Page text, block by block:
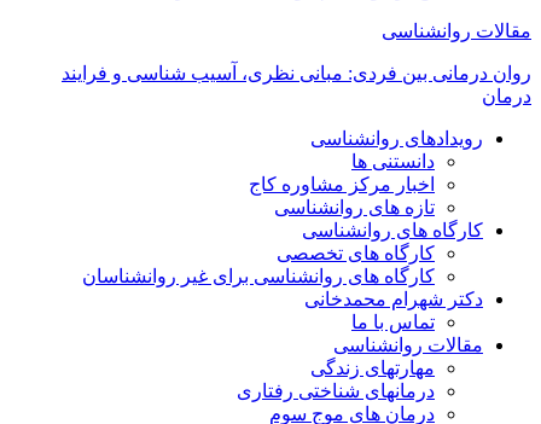
مقالات روانشناسی
روان درمانی بین فردی: مبانی نظری، آسیب شناسی و فرایند
درمان
رویدادهای روانشناسی
دانستنی ها
اخبار مرکز مشاوره کاج
تازه های روانشناسی
کارگاه های روانشناسی
کارگاه های تخصصی
کارگاه های روانشناسی برای غیر روانشناسان
دکتر شهرام محمدخانی
تماس با ما
مقالات روانشناسی
مهارتهای زندگی
درمانهای شناختی رفتاری
درمان های موج سوم